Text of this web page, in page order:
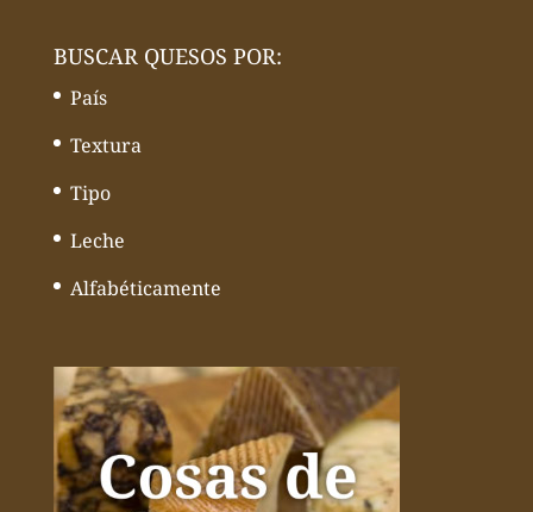
BUSCAR QUESOS POR:
País
Textura
Tipo
Leche
Alfabéticamente